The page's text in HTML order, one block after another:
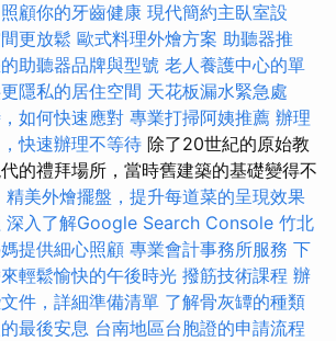
顧你的牙齒健康 現代簡約主臥室設
更放鬆 歐式料理外燴方案 助聽器推
助聽器品牌與型號 老人養護中心的單
隱私的居住空間 天花板漏水緊急處
如何快速應對 專業打掃阿姨推薦 辦理
快速辦理不等待 除了20世紀的原始教
的禮拜場所，當時舊建築的基礎變得不
精美外燴擺盤，提升每道菜的呈現效果
深入了解Google Search Console 竹北
提供細心照顧 專業會計事務所服務 下
輕鬆愉快的午後時光 撥筋技術課程 辦
件，詳細準備清單 了解骨灰罈的種類
最後安息 台南地區台胞證的申請流程